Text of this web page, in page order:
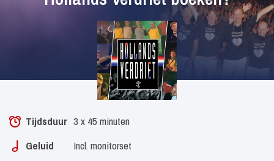
Tijdsduur 3 x 45 minuten
Geluid
Incl. monitorset